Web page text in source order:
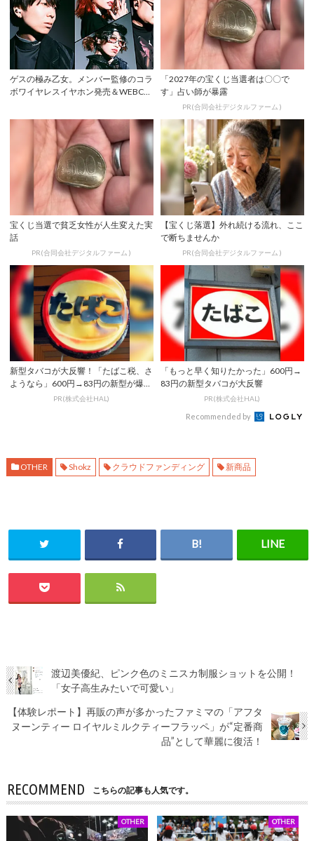
ゲスの極み乙女。メンバー監修のコラ
ボワイヤレスイヤホン発売＆WEBCM
「2027年の宝くじ当選者は〇〇で
す」占い師が暴露
PR(合同会社デジタルファーム )
宝くじ当選で貧乏女性が人生変えた実
話
PR(合同会社デジタルファーム )
【宝くじ落選】外れ続ける流れ、ここ
で断ちませんか
PR(合同会社デジタルファーム )
新型タバコが大反響！「たばこ税、さ
ようなら」600円→83円の新型が爆売
PR(株式会社HAL)
「もっと早く知りたかった」600円→
83円の新型タバコが大反響
PR(株式会社HAL)
Recommended by
OTHER Shokz クラウドファンディング 新商品
渡辺美優紀、ピンク色のミニスカ制服ショットを公開！
「女子高生みたいで可愛い」
【体験レポート】再販の声が多かったファミマの「アフタ
ヌーンティー ロイヤルミルクティーフラッペ」が“定番商
品”として華麗に復活！
RECOMMEND こちらの記事も人気です。
OTHER OTHER